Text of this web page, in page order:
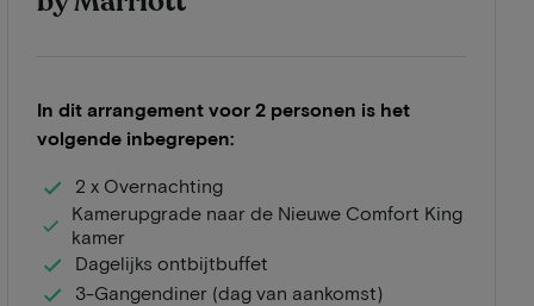
In dit arrangement voor 2 personen is het
volgende inbegrepen:
2 x Overnachting
Kamerupgrade naar de Nieuwe Comfort King
kamer
Dagelijks ontbijtbuffet
3-Gangendiner (dag van aankomst)